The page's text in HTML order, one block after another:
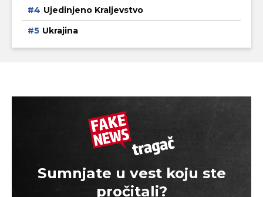
Ujedinjeno Kraljevstvo
Ukrajina
Sumnjate u vest koju ste
pročitali?